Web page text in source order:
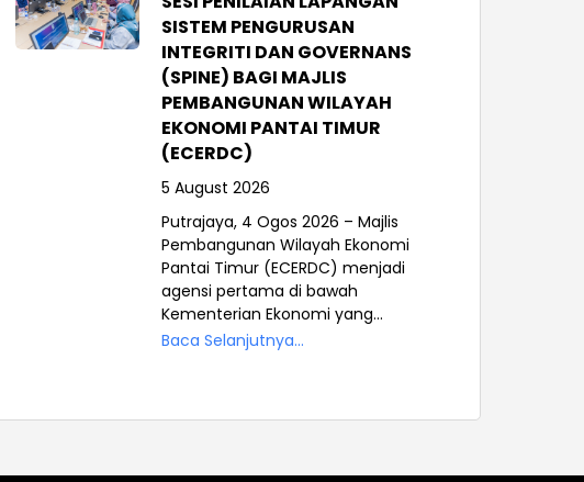
SISTEM PENGURUSAN
INTEGRITI DAN GOVERNANS
(SPINE) BAGI MAJLIS
PEMBANGUNAN WILAYAH
EKONOMI PANTAI TIMUR
(ECERDC)
5 August 2026
Putrajaya, 4 Ogos 2026 – Majlis
Pembangunan Wilayah Ekonomi
Pantai Timur (ECERDC) menjadi
agensi pertama di bawah
Kementerian Ekonomi yang...
Baca Selanjutnya...